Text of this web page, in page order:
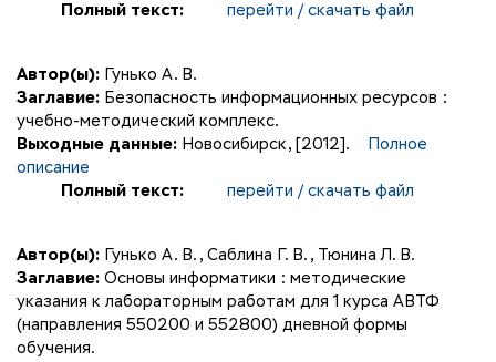
Полный текст: перейти / скачать файл
Автор(ы): Гунько А. В.
Заглавие: Безопасность информационных ресурсов :
учебно-методический комплекс.
Выходные данные: Новосибирск, [2012].
Полное
описание
Полный текст:
перейти / скачать файл
Автор(ы): Гунько А. В. , Саблина Г. В. , Тюнина Л. В.
Заглавие: Основы информатики : методические
указания к лабораторным работам для 1 курса АВТФ
(направления 550200 и 552800) дневной формы
обучения.